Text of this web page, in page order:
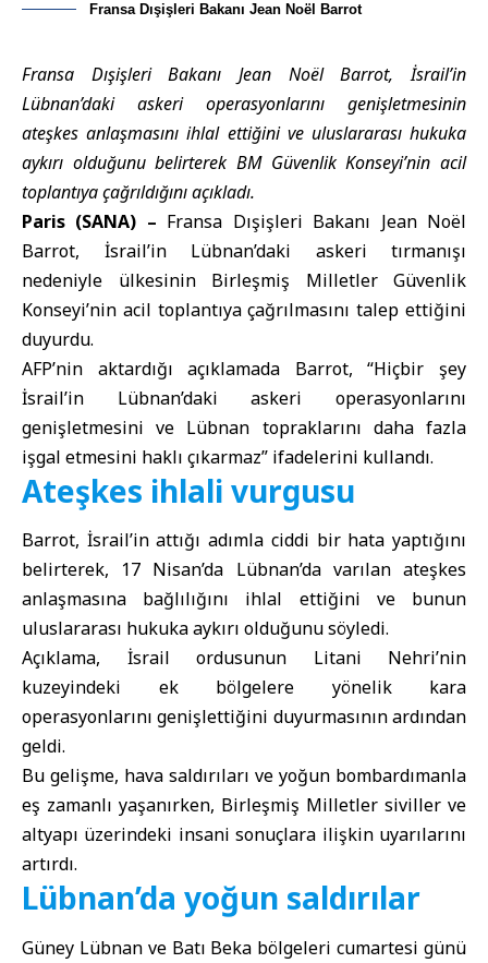
Fransa Dışişleri Bakanı Jean Noël Barrot
Fransa Dışişleri Bakanı Jean Noël Barrot, İsrail’in
Lübnan’daki askeri operasyonlarını genişletmesinin
ateşkes anlaşmasını ihlal ettiğini ve uluslararası hukuka
aykırı olduğunu belirterek BM Güvenlik Konseyi’nin acil
toplantıya çağrıldığını açıkladı.
Paris (SANA) – Fransa Dışişleri Bakanı Jean Noël
Barrot, İsrail’in Lübnan’daki askeri tırmanışı
nedeniyle ülkesinin Birleşmiş Milletler Güvenlik
Konseyi’nin acil toplantıya çağrılmasını talep ettiğini
duyurdu.
AFP’nin aktardığı açıklamada Barrot, “Hiçbir şey
İsrail’in Lübnan’daki askeri operasyonlarını
genişletmesini ve Lübnan topraklarını daha fazla
işgal etmesini haklı çıkarmaz” ifadelerini kullandı.
Ateşkes ihlali vurgusu
Barrot, İsrail’in attığı adımla ciddi bir hata yaptığını
belirterek, 17 Nisan’da Lübnan’da varılan ateşkes
anlaşmasına bağlılığını ihlal ettiğini ve bunun
uluslararası hukuka aykırı olduğunu söyledi.
Açıklama, İsrail ordusunun Litani Nehri’nin
kuzeyindeki ek bölgelere yönelik kara
operasyonlarını genişlettiğini duyurmasının ardından
geldi.
Bu gelişme, hava saldırıları ve yoğun bombardımanla
eş zamanlı yaşanırken, Birleşmiş Milletler siviller ve
altyapı üzerindeki insani sonuçlara ilişkin uyarılarını
artırdı.
Lübnan’da yoğun saldırılar
Güney Lübnanve Batı Beka bölgeleri cumartesi günü